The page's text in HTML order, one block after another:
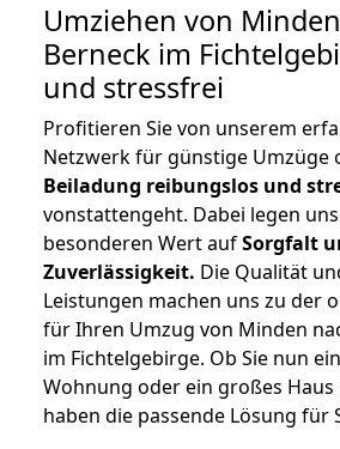
Umziehen von
Berneck im
und stressfrei
Profitieren Sie von unserem
Netzwerk für günstige Umzüge
Beiladung reibungslos und
vonstattengeht. Dabei legen
besonderen Wert aufSorgfalt
Zuverlässigkeit. Die Qualität
Leistungen machen uns zu der
für Ihren Umzug von Minden
im Fichtelgebirge. Ob Sie nun
Wohnung oder ein großes
haben die passende Lösung für